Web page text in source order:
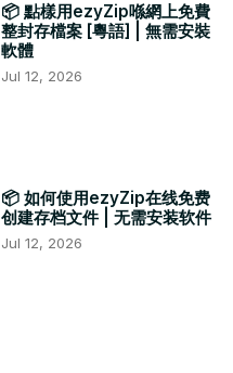
📦 點樣用ezyZip喺網上免費
整封存檔案 [粵語] | 無需安裝
軟體
Jul 12, 2026
📦 如何使用ezyZip在线免费
创建存档文件 | 无需安装软件
Jul 12, 2026